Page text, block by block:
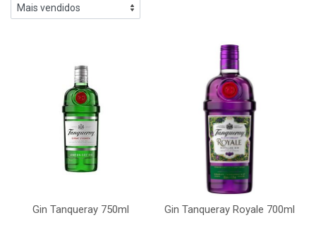
Gin Tanqueray 750ml Gin Tanqueray Royale 700ml